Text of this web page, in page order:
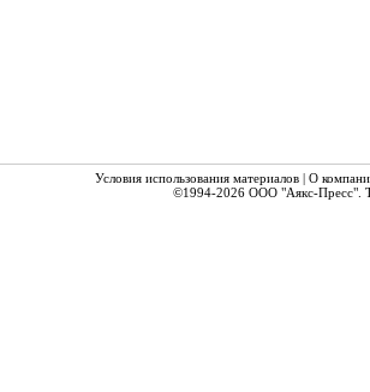
Условия использования материалов| О
©1994-2026 ООО "Аякс-Пресс".